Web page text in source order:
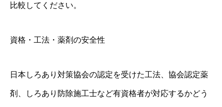
比較してください。
資格・工法・薬剤の安全性
日本しろあり対策協会の認定を受けた工法、協会認定薬
剤、しろあり防除施工士など有資格者が対応するかどう